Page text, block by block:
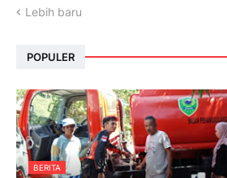
Lebih baru
POPULER
BERITA